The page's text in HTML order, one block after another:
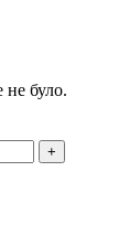
не було.
+